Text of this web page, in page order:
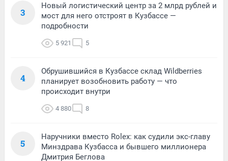
3
Новый логистический центр за 2 млрд рублей и
мост для него отстроят в Кузбассе —
подробности
5 921 5
4
Обрушившийся в Кузбассе склад Wildberries
планирует возобновить работу — что
происходит внутри
4 880 8
5
Наручники вместо Rolex: как судили экс-главу
Минздрава Кузбасса и бывшего миллионера
Дмитрия Беглова